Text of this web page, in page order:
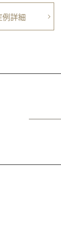
例詳細